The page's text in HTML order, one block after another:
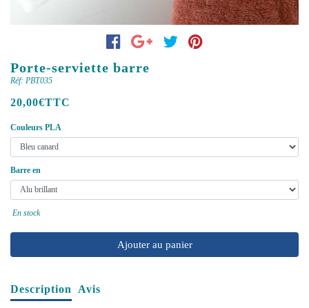
Porte-serviette barre
Réf: PBT035
20,00€TTC
Couleurs PLA
Barre en
En stock
Ajouter au panier
Description Avis